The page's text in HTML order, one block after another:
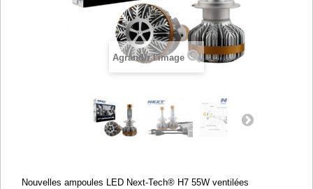
Agrandir l'image
Nouvelles ampoules LED Next-Tech® H7 55W ventilées